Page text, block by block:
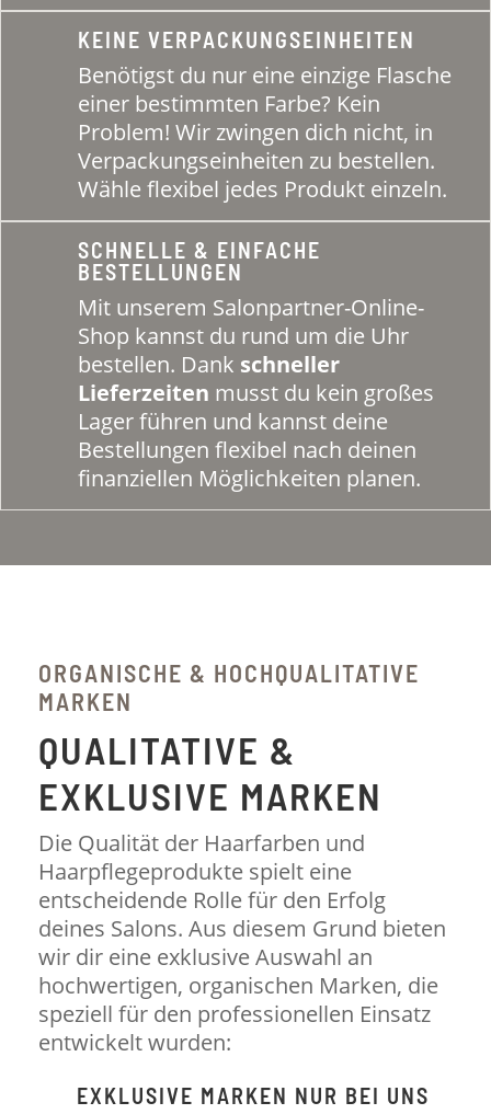
KEINE VERPACKUNGSEINHEITEN
Benötigst du nur eine einzige Flasche
einer bestimmten Farbe? Kein
Problem! Wir zwingen dich nicht, in
Verpackungseinheiten zu bestellen.
Wähle flexibel jedes Produkt einzeln.
SCHNELLE & EINFACHE
BESTELLUNGEN
Mit unserem Salonpartner-Online-
Shop kannst du rund um die Uhr
bestellen. Dank schneller
Lieferzeiten musst du kein großes
Lager führen und kannst deine
Bestellungen flexibel nach deinen
finanziellen Möglichkeiten planen.
ORGANISCHE & HOCHQUALITATIVE
MARKEN
QUALITATIVE &
EXKLUSIVE MARKEN
Die Qualität der Haarfarben und
Haarpflegeprodukte spielt eine
entscheidende Rolle für den Erfolg
deines Salons. Aus diesem Grund bieten
wir dir eine exklusive Auswahl an
hochwertigen, organischen Marken, die
speziell für den professionellen Einsatz
entwickelt wurden:
EXKLUSIVE MARKEN NUR BEI UNS